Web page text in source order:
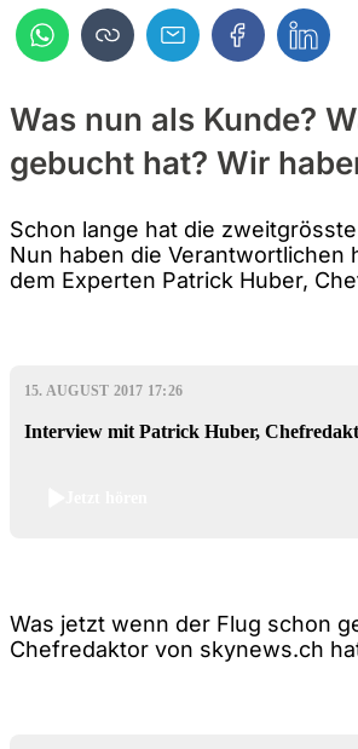
Was nun als Kunde?
gebucht hat? Wir
Schon lange hat die
Nun haben die Verantwortlichen
dem Experten Patrick Huber,
15. AUGUST 2017 17:26
Interview mit Patrick Huber,
Was jetzt wenn der Flug schon
Chefredaktor von skynews.ch